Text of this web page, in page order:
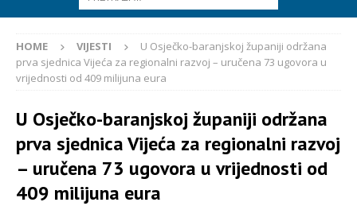
HOME VIJESTI
U Osječko-baranjskoj županiji održana
prva sjednica Vijeća za regionalni razvoj – uručena 73 ugovora u
vrijednosti od 409 milijuna eura
U Osječko-baranjskoj županiji održana
prva sjednica Vijeća za regionalni razvoj
– uručena 73 ugovora u vrijednosti od
409 milijuna eura